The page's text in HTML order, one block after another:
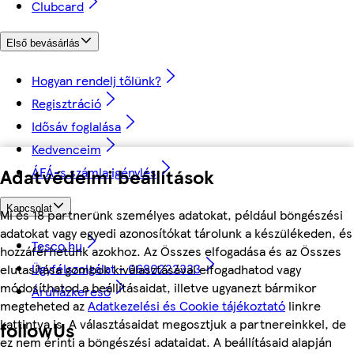
Adatvédelmi beállítások
Mi és 18 partnerünk személyes adatokat, például böngészési
adatokat vagy egyedi azonosítókat tárolunk a készülékeden, és
hozzáférhetünk azokhoz. Az Összes elfogadása és az Összes
elutasítása gombok kiválasztásával elfogadhatod vagy
módosíthatod a beállításaidat, illetve ugyanezt bármikor
megteheted azAdatkezelési és Cookie tájékoztató linkre
kattintva is. A választásaidat megosztjuk a partnereinkkel, de
ez nem érinti a böngészési adataidat. A beállításaid alapján
Clubcard
Első bevásárlás
Hogyan rendelj tőlünk?
Regisztráció
Idősáv foglalása
Kedvenceim
ÁFÁ-s számla igénylés
Kapcsolat
Tesco.hu
Ügyfélszolgálat - 0680222333
Áruházkereső
followUs